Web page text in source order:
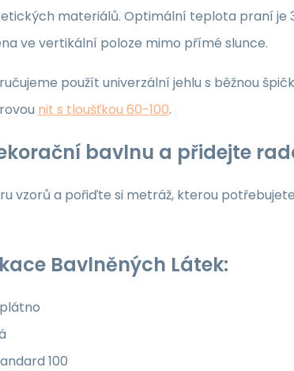
materiálů. Optimální teplota praní je
ve vertikální poloze mimo přímé slunce.
použít univerzální jehlu s běžnou
nit s tloušťkou 60-100.
bavlnu a přidejte
vzorů a pořiďte si metráž, kterou
Bavlněných Látek:
100